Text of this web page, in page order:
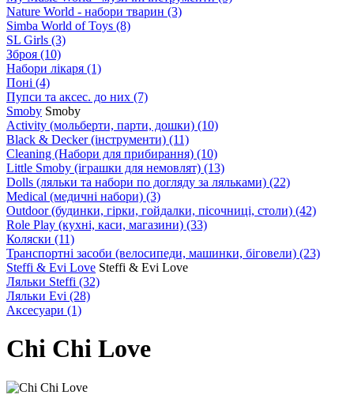
Nature World - набори тварин (3)
Simba World of Toys (8)
SL Girls (3)
Зброя (10)
Набори лікаря (1)
Поні (4)
Пупси та аксес. до них (7)
Smoby Smoby
Аctivity (мольберти, парти, дошки) (10)
Black & Decker (інструменти) (11)
Cleaning (Набори для прибирання) (10)
Little Smoby (іграшки для немовлят) (13)
Dolls (ляльки та набори по догляду за ляльками) (22)
Medical (медичні набори) (3)
Outdoor (будинки, гірки, гойдалки, пісочниці, столи) (42)
Role Play (кухні, каси, магазини) (33)
Коляски (11)
Транспортні засоби (велосипеди, машинки, біговели) (23)
Steffi & Evi Love Steffi & Evi Love
Ляльки Steffi (32)
Ляльки Evi (28)
Аксесуари (1)
Chi Chi Love